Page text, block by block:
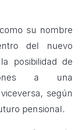
su nombre
del nuevo
posibilidad de
a una
según
pensional.